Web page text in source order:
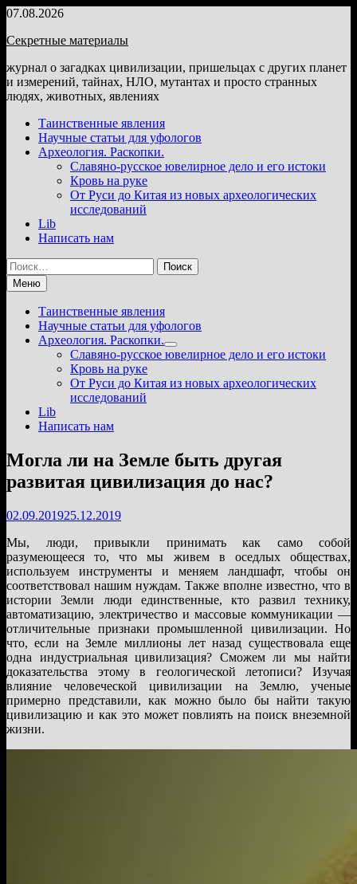
Перейти
содержимому
07.08.2026
Секретные материалы
журнал о загадках цивилизации, пришельцах с других планет
и измерений, тайнах, НЛО, мутантах и просто странных
людях, животных, явлениях
Таинственные явления
Научные статьи для уфологов
Археология. Раскопки.
Славяно-русское ювелирное дело и его истоки
Кровь на руке
От Руси до Китая из новых археологических
исследований
Lib
Написать нам
Найти:
Меню
Таинственные явления
Научные статьи для уфологов
Археология. Раскопки.
Показать
подменю
Славяно-русское ювелирное дело и его истоки
Кровь на руке
От Руси до Китая из новых археологических
исследований
Lib
Написать нам
Могла ли на Земле быть другая
развитая цивилизация до нас?
02.09.201925.12.2019
Мы, люди, привыкли принимать как само собой
разумеющееся то, что мы живем в оседлых обществах,
используем инструменты и меняем ландшафт, чтобы он
соответствовал нашим нуждам. Также вполне известно, что в
истории Земли люди единственные, кто развил технику,
автоматизацию, электричество и массовые коммуникации —
отличительные признаки промышленной цивилизации. Но
что, если на Земле миллионы лет назад существовала еще
одна индустриальная цивилизация? Сможем ли мы найти
доказательства этому в геологической летописи? Изучая
влияние человеческой цивилизации на Землю, ученые
примерно представили, как можно было бы найти такую
цивилизацию и как это может повлиять на поиск внеземной
жизни.